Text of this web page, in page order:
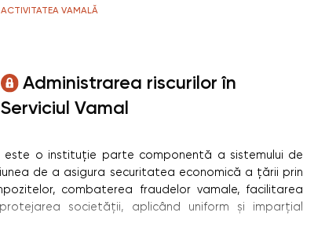
ACTIVITATEA VAMALĂ
Administrarea riscurilor în
Serviciul Vamal
este o instituție parte componentă a sistemului de
de a asigura securitatea economică a țării prin
combaterea fraudelor vamale, facilitarea
societății, aplicând uniform şi imparțial